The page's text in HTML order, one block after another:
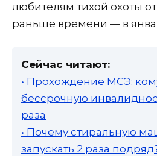
любителям тихой охоты
раньше времени — в
Сейчас читают:
• Прохождение МСЭ:
бессрочную
раза
• Почему стиральную
запускать 2 раза